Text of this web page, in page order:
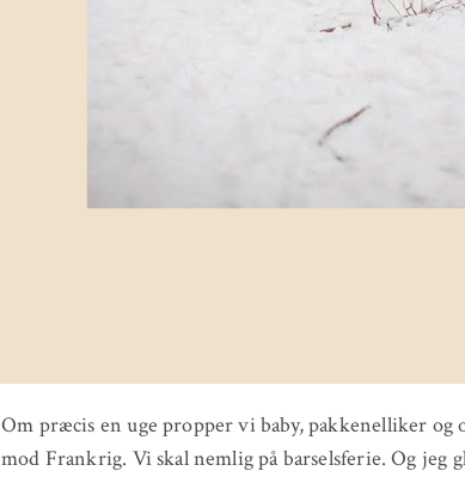
Om præcis en uge propper vi baby, pakkenelliker og
mod Frankrig. Vi skal nemlig på barselsferie. Og jeg